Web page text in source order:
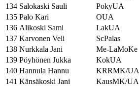
134 Salokaski Sauli PokyUA
135 Palo Kari OUA
136 Alikoski Sami LakUA
137 Karvonen Veli ScPalas
138 Nurkkala Jani Me-LaMoKe
139 Pöyhönen Jukka KokUA
140 Hannula Hannu KRRMK/UA
141 Känsäkoski Jani KausMK/UA